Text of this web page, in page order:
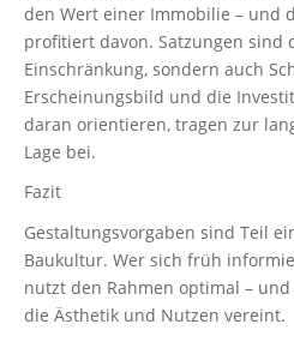
den Wert einer Immobilie – und
profitiert davon. Satzungen sind
Einschränkung, sondern auch
Erscheinungsbild und die
daran orientieren, tragen zur
Lage bei.
Fazit
Gestaltungsvorgaben sind Teil
Baukultur. Wer sich früh
nutzt den Rahmen optimal –
die Ästhetik und Nutzen vereint.